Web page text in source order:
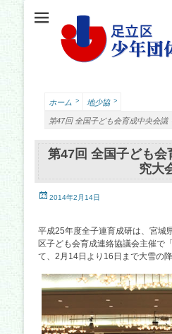
足立少年団体連合協議会（少連協）
区の子どもたちの健やか
ホーム > 地少協 >
第47回 全国子ども会育成中央会議
第47回 全国子ども会
究大
投
2014年2月14日
平成25年度全子連育成研は、宮城
区子ども会育成連絡協議会主催で
て、2月14日より16日まで大雪の